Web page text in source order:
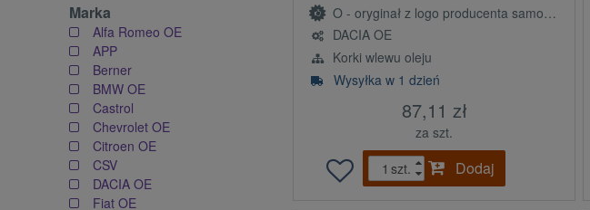
Marka
Alfa Romeo OE
APP
Berner
BMW OE
Castrol
Chevrolet OE
Citroen OE
CSV
DACIA OE
Fiat OE
O - oryginał z logo producenta samochodu (OE)
DACIA OE
Korki wlewu oleju
Wysyłka w 1 dzień
87,11 zł
za szt.
szt.
Dodaj